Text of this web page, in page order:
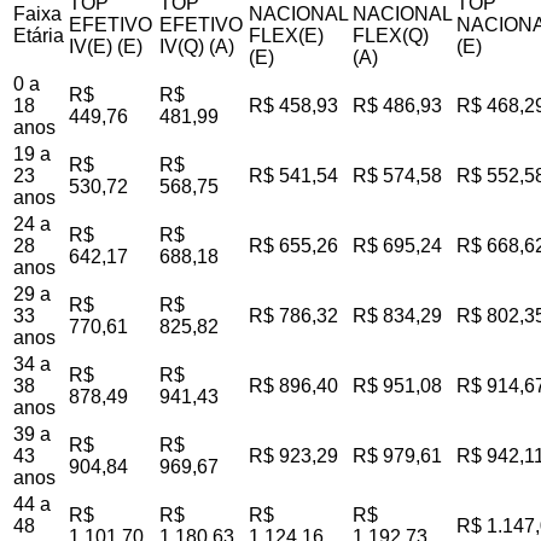
Faixa
Etária
EFETIVO
IV(E) (E)
EFETIVO
IV(Q) (A)
NACIONAL
FLEX(E)
(E)
NACIONAL
FLEX(Q)
(A)
(E)
0 a
18
anos
R$
449,76
R$
481,99
R$ 458,93 R$ 486,93 R$
19 a
23
anos
R$
530,72
R$
568,75
R$ 541,54 R$ 574,58 R$
24 a
28
anos
R$
642,17
R$
688,18
R$ 655,26 R$ 695,24 R$
29 a
33
anos
R$
770,61
R$
825,82
R$ 786,32 R$ 834,29 R$
34 a
38
anos
R$
878,49
R$
941,43
R$ 896,40 R$ 951,08 R$
39 a
43
anos
R$
904,84
R$
969,67
R$ 923,29 R$ 979,61 R$
44 a
48
R$
R$
R$
R$
R$